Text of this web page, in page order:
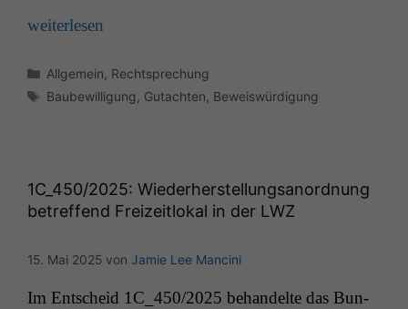
weit­er­lesen
Kategorien
Allgemein Rechtsprechung
Schlagwörter
Baubewilligung Gutachten Beweiswürdigung
1C_450/2025: Wiederherstellungsanordnung
betreffend Freizeitlokal in der LWZ
15. Mai 2025 von Jamie Lee Mancini
Im Entscheid 1C_450/2025 behan­delte das Bun­